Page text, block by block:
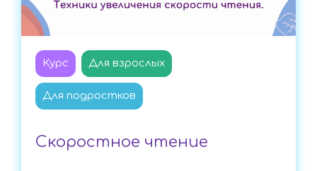
Курс Для взрослых
Для подростков
Скоростное чтение